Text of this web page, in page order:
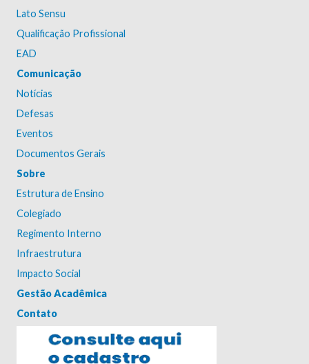
Lato Sensu
Qualificação Profissional
EAD
Comunicação
Notícias
Defesas
Eventos
Documentos Gerais
Sobre
Estrutura de Ensino
Colegiado
Regimento Interno
Infraestrutura
Impacto Social
Gestão Acadêmica
Contato